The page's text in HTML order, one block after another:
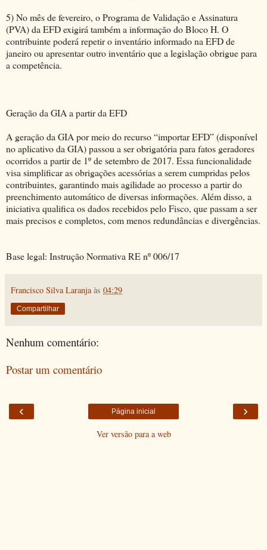
5) No mês de fevereiro, o Programa de Validação e Assinatura
(PVA) da EFD exigirá também a informação do Bloco H. O
contribuinte poderá repetir o inventário informado na EFD de
janeiro ou apresentar outro inventário que a legislação obrigue para
a competência.
Geração da GIA a partir da EFD
A geração da GIA por meio do recurso “importar EFD” (disponível
no aplicativo da GIA) passou a ser obrigatória para fatos geradores
ocorridos a partir de 1º de setembro de 2017. Essa funcionalidade
visa simplificar as obrigações acessórias a serem cumpridas pelos
contribuintes, garantindo mais agilidade ao processo a partir do
preenchimento automático de diversas informações. Além disso, a
iniciativa qualifica os dados recebidos pelo Fisco, que passam a ser
mais precisos e completos, com menos redundâncias e divergências.
Base legal: Instrução Normativa RE nº 006/17
Francisco Silva Laranja às 04:29
Compartilhar
Nenhum comentário:
Postar um comentário
‹ ›
Página inicial
Ver versão para a web